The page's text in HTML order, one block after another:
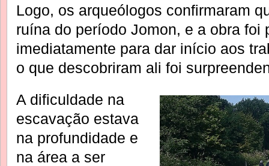
Logo, os arqueólogos confirmaram
ruína do período Jomon, e a obra foi
imediatamente para dar início aos
o que descobriram ali foi
A dificuldade na
escavação estava
na profundidade e
na área a ser